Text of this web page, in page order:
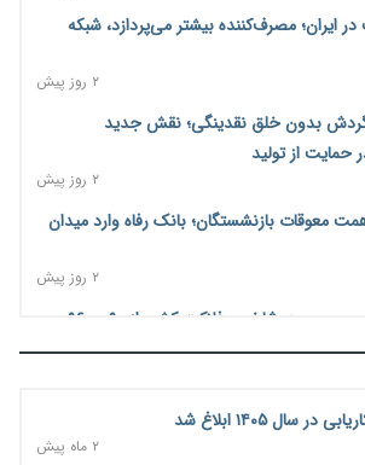
در ایران؛ مصرف‌کننده بیشتر می‌پردازد، شبکه
۲ روز پیش
گردش بدون خلق نقدینگی؛ نقش جدید
حمایت از تولید
۲ روز پیش
تأمین ۸۰ همت معوقات بازنشستگان؛ بانک رفاه وارد میدان
۲ روز پیش
فشار اقتصادی در مسیر صعود؛ شاخص فلاکت کشور از ۹۰ به ۹۶
بازار خرید اعتباری؛ فین‌تک‌ها وارد میدانسال ۱۴۰۵ ابلاغ شد
۲ ماه پیش